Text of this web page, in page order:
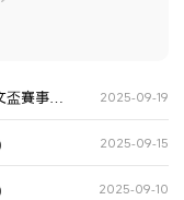
盃賽事安
2025-09-19
2025-09-15
2025-09-10